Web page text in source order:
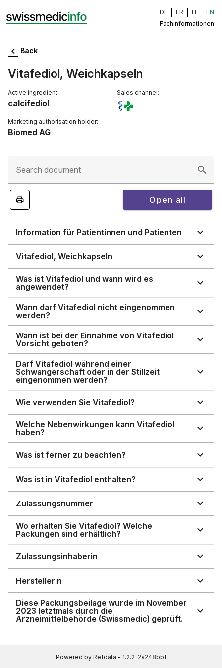
Fachinformationen
DE FR IT EN
Back
Vitafediol, Weichkapseln
Active ingredient:
calcifediol
Marketing authorisation holder:
Biomed AG
Sales channel:
Search document
Open all
Information für Patientinnen und Patienten
Vitafediol, Weichkapseln
Was ist Vitafediol und wann wird es
angewendet?
Wann darf Vitafediol nicht eingenommen
werden?
Wann ist bei der Einnahme von Vitafediol
Vorsicht geboten?
Darf Vitafediol während einer
Schwangerschaft oder in der Stillzeit
eingenommen werden?
Wie verwenden Sie Vitafediol?
Welche Nebenwirkungen kann Vitafediol
haben?
Was ist ferner zu beachten?
Was ist in Vitafediol enthalten?
Zulassungsnummer
Wo erhalten Sie Vitafediol? Welche
Packungen sind erhältlich?
Zulassungsinhaberin
Herstellerin
Diese Packungsbeilage wurde im November
2023 letztmals durch die
Arzneimittelbehörde (Swissmedic) geprüft.
Powered by Refdata - 1.2.2-2a248bbf